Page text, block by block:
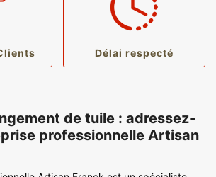
Délai respecté
de tuile : adressez-
professionnelle Artisan